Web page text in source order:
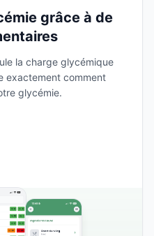
grâce à de
la charge glycémique
exactement comment
glycémie.